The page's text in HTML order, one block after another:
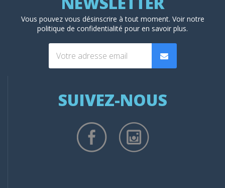
Vous pouvez vous désinscrire à tout moment. Voir notre
politique de confidentialité pour en savoir plus.
SUIVEZ-NOUS